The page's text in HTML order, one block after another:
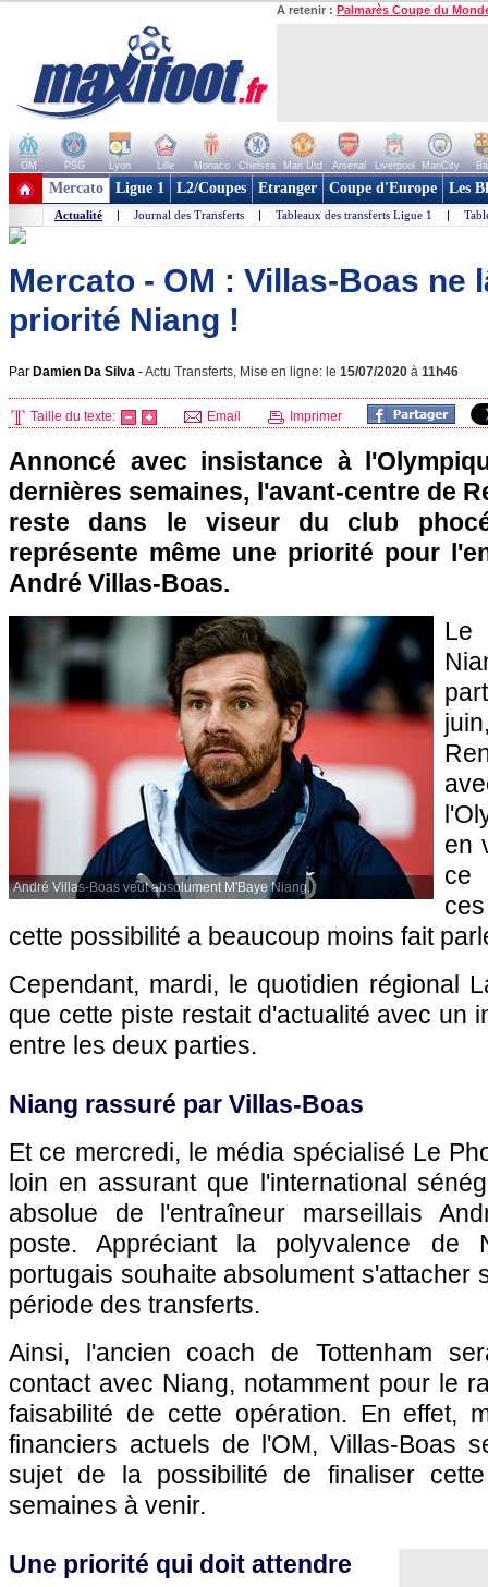
A retenir : Palmarès Coupe du
OM PSG Lyon Lille Monaco Chelsea Man Utd Arsenal Liverpool ManCity
+ de clubs
Mercato Ligue 1 L2/Coupes Etranger Coupe d'Europe Les
Actualité | Journal des Transferts | Tableaux des transferts Ligue 1 |
Mercato - OM : Villas-Boas ne
priorité Niang !
Par Damien Da Silva -Actu Transferts, Mise en ligne: le 15/07/2020 à 11h46
Taille du texte: Email Imprimer
Annoncé avec insistance à
dernières semaines, l'avant-centre de
reste dans le viseur du club
représente même une priorité pour
André Villas-Boas.
André Villas-Boas veut absolument M'Baye Niang.
Le
en
ce
cette possibilité a beaucoup moins fait
Cependant, mardi, le quotidien régional
que cette piste restait d'actualité avec un
entre les deux parties.
Niang rassuré par Villas-Boas
Et ce mercredi, le média spécialisé Le
loin en assurant que l'international
absolue de l'entraîneur marseillais
poste. Appréciant la polyvalence de
portugais souhaite absolument s'attacher
période des transferts.
Ainsi, l'ancien coach de Tottenham
contact avec Niang, notamment pour le
faisabilité de cette opération. En effet,
financiers actuels de l'OM, Villas-Boas
sujet de la possibilité de finaliser
semaines à venir.
Une priorité qui doit attendre